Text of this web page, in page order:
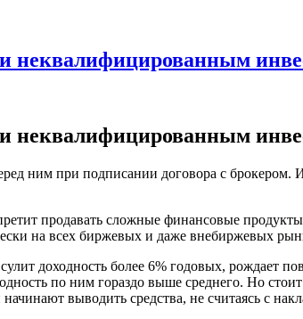
неквалифицированным
неквалифицированным
ним при подписании договора с брокером.
продавать сложные финансовые
на всех биржевых и даже внебиржевых
доходность более 6% годовых, рождает
по ним гораздо выше среднего. Но
выводить средства, не считаясь с